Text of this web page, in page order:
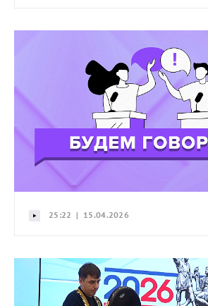
25:22 | 15.04.2026